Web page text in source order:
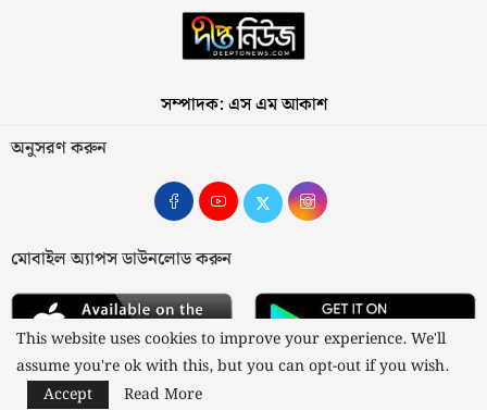
সম্পাদক: এস এম আকাশ
অনুসরণ করুন
মোবাইল অ্যাপস ডাউনলোড করুন
This website uses cookies to improve your experience. We'll
assume you're ok with this, but you can opt-out if you wish.
Accept
Read More